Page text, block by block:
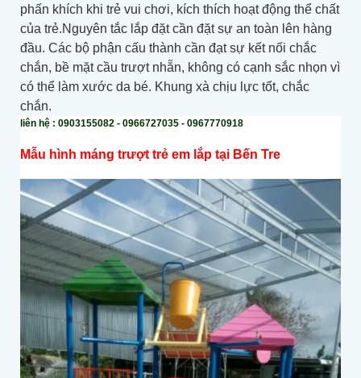
phấn khích khi trẻ vui chơi, kích thích hoạt động thể chất
của trẻ.Nguyên tắc lắp đặt cần đặt sự an toàn lên hàng
đầu. Các bộ phận cấu thành cần đạt sự kết nối chắc
chắn, bề mặt cầu trượt nhẵn, không có cạnh sắc nhọn vì
có thể làm xước da bé. Khung xà chịu lực tốt, chắc
chắn.
liên hệ : 0903155082 - 0966727035 - 0967770918
Mẫu hình máng trượt trẻ em lắp tại Bến Tre